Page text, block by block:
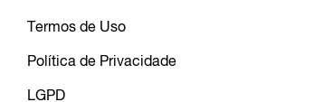
Termos de Uso
Política de Privacidade
LGPD